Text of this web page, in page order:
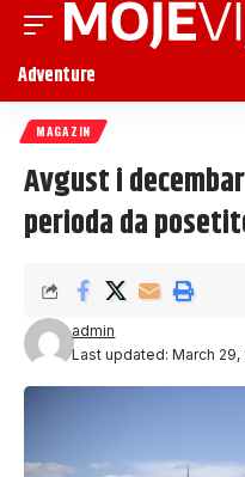
Adventure
MAGAZIN
Avgust i
perioda da
Last updated: March 29,
admin